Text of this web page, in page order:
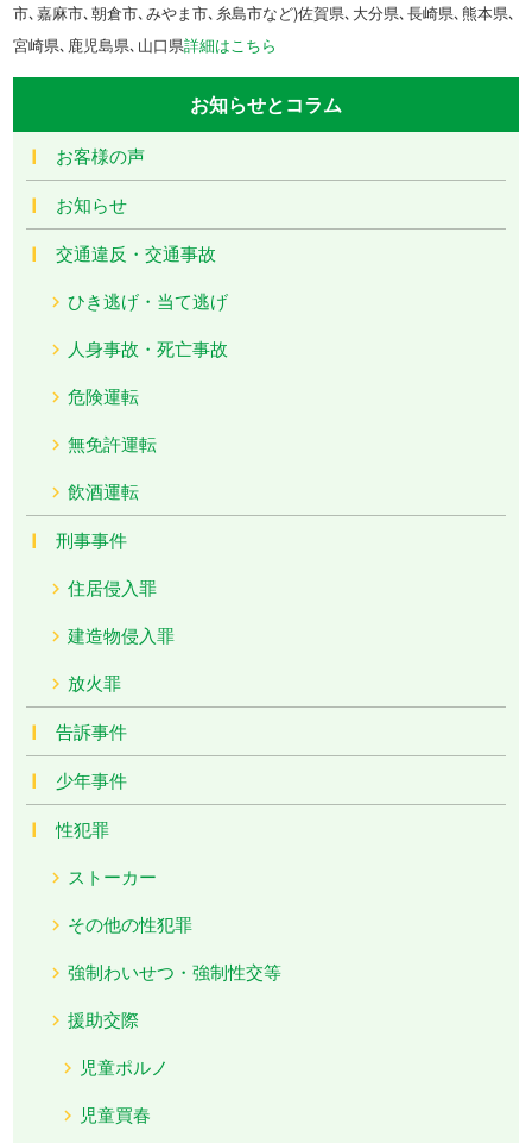
市､嘉麻市､朝倉市､みやま市､糸島市など)佐賀県､大分県､長崎県､熊本県､
宮崎県､鹿児島県､山口県詳細はこちら
お知らせとコラム
お客様の声
お知らせ
交通違反・交通事故
ひき逃げ・当て逃げ
人身事故・死亡事故
危険運転
無免許運転
飲酒運転
刑事事件
住居侵入罪
建造物侵入罪
放火罪
告訴事件
少年事件
性犯罪
ストーカー
その他の性犯罪
強制わいせつ・強制性交等
援助交際
児童ポルノ
児童買春